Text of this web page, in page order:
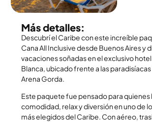
Más detalles:
Descubrí el Caribe con este increíble
Cana All Inclusive desde Buenos Aires y
vacaciones soñadas en el exclusivo hotel
Blanca, ubicado frente a las
Arena Gorda.
Este paquete fue pensado para quienes
comodidad, relax y diversión en uno de
más elegidos del Caribe. Con aéreo,